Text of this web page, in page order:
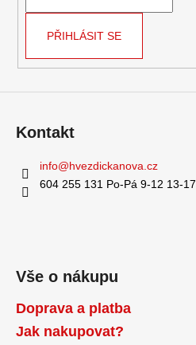
PŘIHLÁSIT SE
Kontakt
info@hvezdickanova.cz
604 255 131 Po-Pá 9-12 13-17
Vše o nákupu
Doprava a platba
Jak nakupovat?